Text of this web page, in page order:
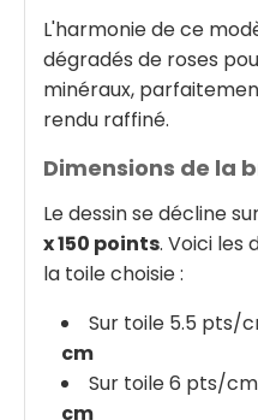
L'harmonie de ce
dégradés de roses
minéraux,
rendu raffiné.
Dimensions de la
Le dessin se décline
x 150 points. Voici les
la toile choisie :
Sur toile 5.5 pts/
cm
Sur toile 6 pts/cm
cm